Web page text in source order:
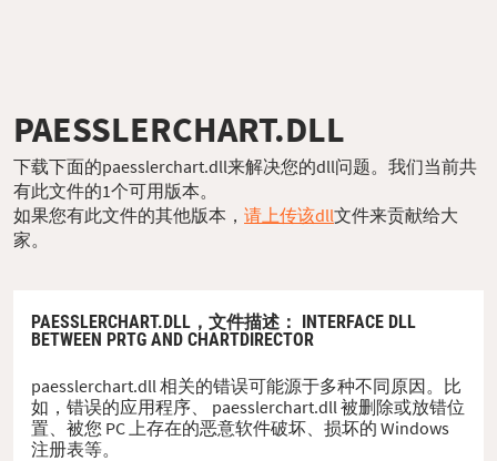
PAESSLERCHART.DLL
下载下面的paesslerchart.dll来解决您的dll问题。我们当前共
有此文件的1个可用版本。
如果您有此文件的其他版本， 请上传该dll文件来贡献给大
家。
PAESSLERCHART.DLL， 文件描述 ： INTERFACE DLL
BETWEEN PRTG AND CHARTDIRECTOR
paesslerchart.dll 相关的错误可能源于多种不同原因。比
如，错误的应用程序、 paesslerchart.dll 被删除或放错位
置、被您 PC 上存在的恶意软件破坏、损坏的 Windows
注册表等。